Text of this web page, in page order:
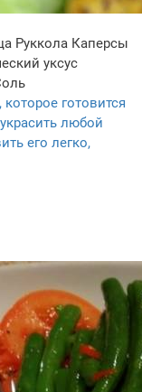
Руккола Каперсы
уксус
готовится
любой
его легко,